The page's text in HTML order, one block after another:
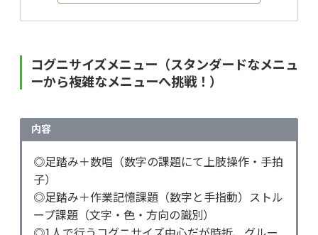
コグニサイズメニュー（スタンダードなメニュ
ーから複雑なメニューへ挑戦！）
内容
◎足踏み＋数唱（数字の課題にて上肢操作・手拍
子）
◎足踏み＋作業記憶課題（数字と手指動）ストル
ープ課題（文字・色・方向の識別）